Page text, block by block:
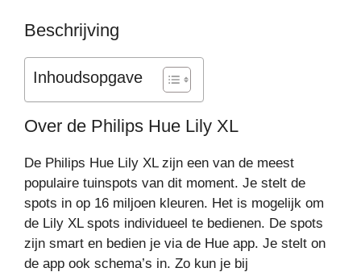
Beschrijving
Inhoudsopgave
Over de Philips Hue Lily XL
De Philips Hue Lily XL zijn een van de meest
populaire tuinspots van dit moment. Je stelt de
spots in op 16 miljoen kleuren. Het is mogelijk om
de Lily XL spots individueel te bedienen. De spots
zijn smart en bedien je via de Hue app. Je stelt on
de app ook schema’s in. Zo kun je bij